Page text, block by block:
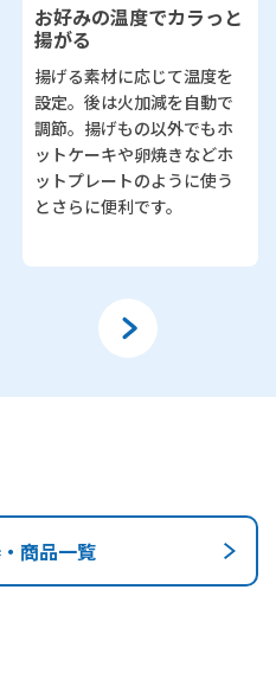
お好みの温度でカラっと
揚がる
揚げる素材に応じて温度を
設定。後は火加減を自動で
調節。揚げもの以外でもホ
ットケーキや卵焼きなどホ
ットプレートのように使う
とさらに便利です。
商品一覧